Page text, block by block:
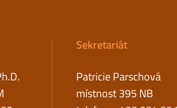
Sekretariát
Patricie Parschová
místnost 395 NB